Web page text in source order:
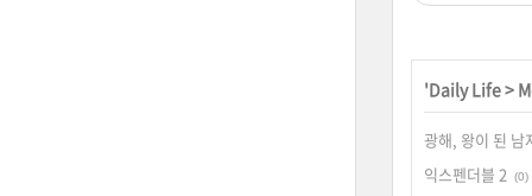
'Daily Life>
광해, 왕이 된 남
익스펜더블 2
(0)